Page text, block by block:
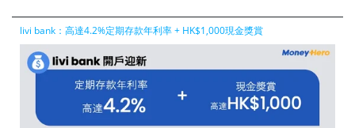
livi bank：高達4.2%定期存款年利率 + HK$1,000現金獎賞